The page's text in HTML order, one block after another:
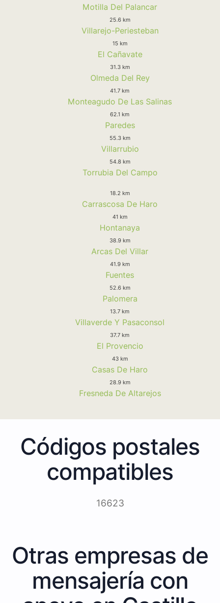
Motilla Del Palancar
25.6 km
Villarejo-Periesteban
15 km
El Cañavate
31.3 km
Olmeda Del Rey
41.7 km
Monteagudo De Las Salinas
62.1 km
Paredes
55.3 km
Villarrubio
54.8 km
Torrubia Del Campo
18.2 km
Carrascosa De Haro
41 km
Hontanaya
38.9 km
Arcas Del Villar
41.9 km
Fuentes
52.6 km
Palomera
13.7 km
Villaverde Y Pasaconsol
37.7 km
El Provencio
43 km
Casas De Haro
28.9 km
Fresneda De Altarejos
Códigos postales
compatibles
16623
Otras empresas de
mensajería con